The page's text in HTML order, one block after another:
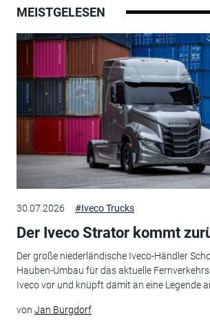
MEISTGELESEN
30.07.2026 #Iveco Trucks
Der Iveco Strator kommt
Der große niederländische Iveco-Händler
Hauben-Umbau für das aktuelle
Iveco vor und knüpft damit an eine Legende
von Jan Burgdorf